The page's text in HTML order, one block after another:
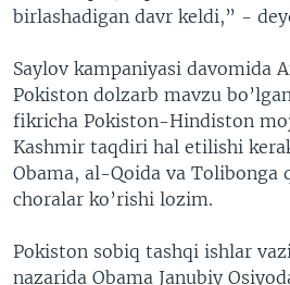
birlashadigan davr keldi,” -
Saylov kampaniyasi davomida
Pokiston dolzarb mavzu
fikricha Pokiston-Hindiston
Kashmir taqdiri hal etilishi
Obama, al-Qoida va Tolibonga
choralar ko’rishi lozim.
Pokiston sobiq tashqi ishlar
nazarida Obama Janubiy